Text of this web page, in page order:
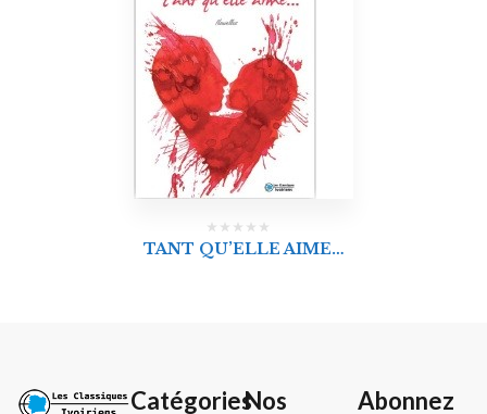
TANT QU’ELLE AIME…
CatégoriesNos
Abonnez